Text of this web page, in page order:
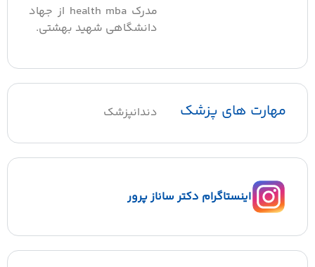
مدرک health mba از جهاد
دانشگاهی شهید بهشتی.
مهارت های پزشک دندانپزشک
اینستاگرام دکتر ساناز پرور